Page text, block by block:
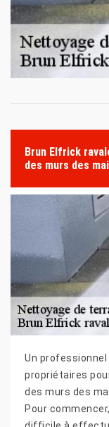
Brun Elfrick
des murs des
Un
propriétaires
des murs des
Pour